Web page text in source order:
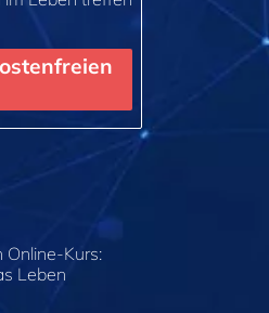
Online-Kurs:
Leben